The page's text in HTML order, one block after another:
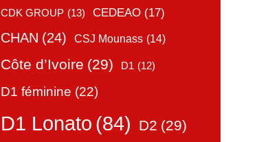
CDK GROUP (13) CEDEAO (17)
CHAN (24) CSJ Mounass (14)
Côte d’Ivoire (29) D1 (12)
D1 féminine (22)
D1 Lonato (84) D2 (29)